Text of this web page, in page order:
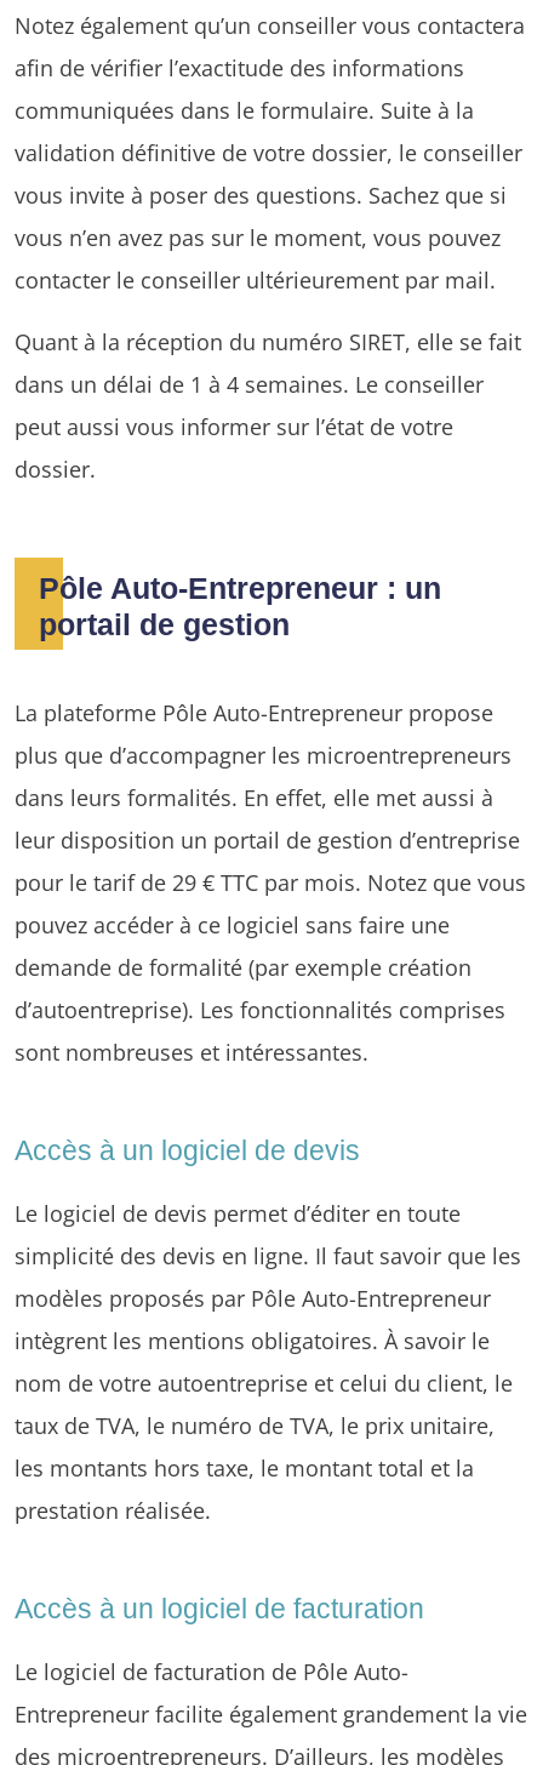
Notez également qu’un conseiller vous contactera
afin de vérifier l’exactitude des informations
communiquées dans le formulaire. Suite à la
validation définitive de votre dossier, le conseiller
vous invite à poser des questions. Sachez que si
vous n’en avez pas sur le moment, vous pouvez
contacter le conseiller ultérieurement par mail.
Quant à la réception du numéro SIRET, elle se fait
dans un délai de 1 à 4 semaines. Le conseiller
peut aussi vous informer sur l’état de votre
dossier.
Pôle Auto-Entrepreneur : un
portail de gestion
La plateforme Pôle Auto-Entrepreneur propose
plus que d’accompagner les microentrepreneurs
dans leurs formalités. En effet, elle met aussi à
leur disposition un portail de gestion d’entreprise
pour le tarif de 29 € TTC par mois. Notez que vous
pouvez accéder à ce logiciel sans faire une
demande de formalité (par exemple création
d’autoentreprise). Les fonctionnalités comprises
sont nombreuses et intéressantes.
Accès à un logiciel de devis
Le logiciel de devis permet d’éditer en toute
simplicité des devis en ligne. Il faut savoir que les
modèles proposés par Pôle Auto-Entrepreneur
intègrent les mentions obligatoires. À savoir le
nom de votre autoentreprise et celui du client, le
taux de TVA, le numéro de TVA, le prix unitaire,
les montants hors taxe, le montant total et la
prestation réalisée.
Accès à un logiciel de facturation
Le logiciel de facturation de Pôle Auto-
Entrepreneur facilite également grandement la vie
des microentrepreneurs. D’ailleurs, les modèles